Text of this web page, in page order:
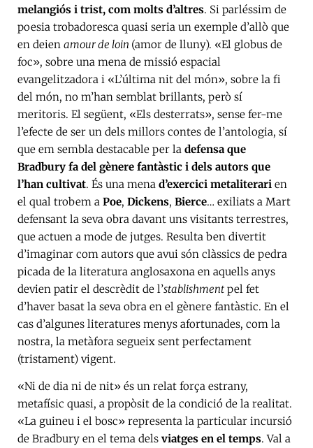
melangiós i trist, com molts d’altres. Si parléssim de
poesia trobadoresca quasi seria un exemple d’allò que
en deien amour de loin (amor de lluny). «El globus de
foc», sobre una mena de missió espacial
evangelitzadora i «L’última nit del món», sobre la fi
del món, no m’han semblat brillants, però sí
meritoris. El següent, «Els desterrats», sense fer-me
l’efecte de ser un dels millors contes de l’antologia, sí
que em sembla destacable per la defensa que
Bradbury fa del gènere fantàstic i dels autors que
l’han cultivat. És una mena d’exercici metaliterari en
el qual trobem a Poe, Dickens, Bierce… exiliats a Mart
defensant la seva obra davant uns visitants terrestres,
que actuen a mode de jutges. Resulta ben divertit
d’imaginar com autors que avui són clàssics de pedra
picada de la literatura anglosaxona en aquells anys
devien patir el descrèdit de l’stablishment pel fet
d’haver basat la seva obra en el gènere fantàstic. En el
cas d’algunes literatures menys afortunades, com la
nostra, la metàfora segueix sent perfectament
(tristament) vigent.
«Ni de dia ni de nit» és un relat força estrany,
metafísic quasi, a propòsit de la condició de la realitat.
«La guineu i el bosc» representa la particular incursió
de Bradbury en el tema dels viatges en el temps. Val a